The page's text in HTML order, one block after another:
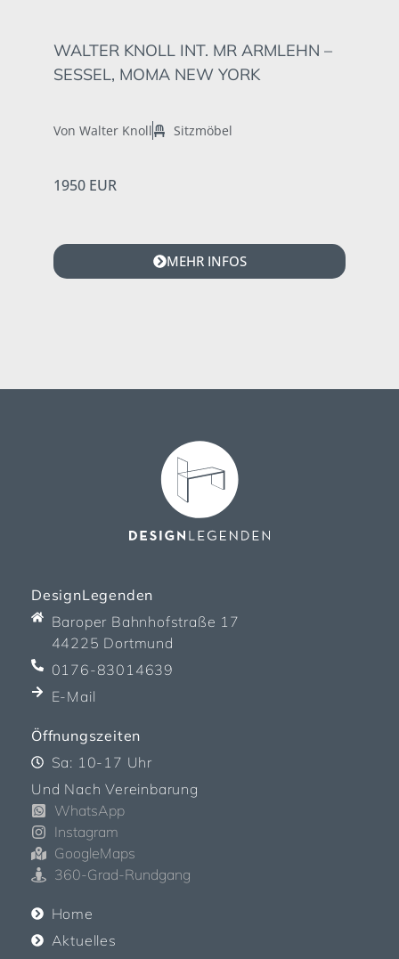
WALTER KNOLL INT. MR ARMLEHN –
SESSEL, MOMA NEW YORK
Von Walter Knoll Sitzmöbel
1950 EUR
MEHR INFOS
DesignLegenden
Baroper Bahnhofstraße 17
44225 Dortmund
0176-83014639
E-Mail
Öffnungszeiten
Sa: 10-17 Uhr
Und Nach Vereinbarung
WhatsApp
Instagram
GoogleMaps
360-Grad-Rundgang
Home
Aktuelles